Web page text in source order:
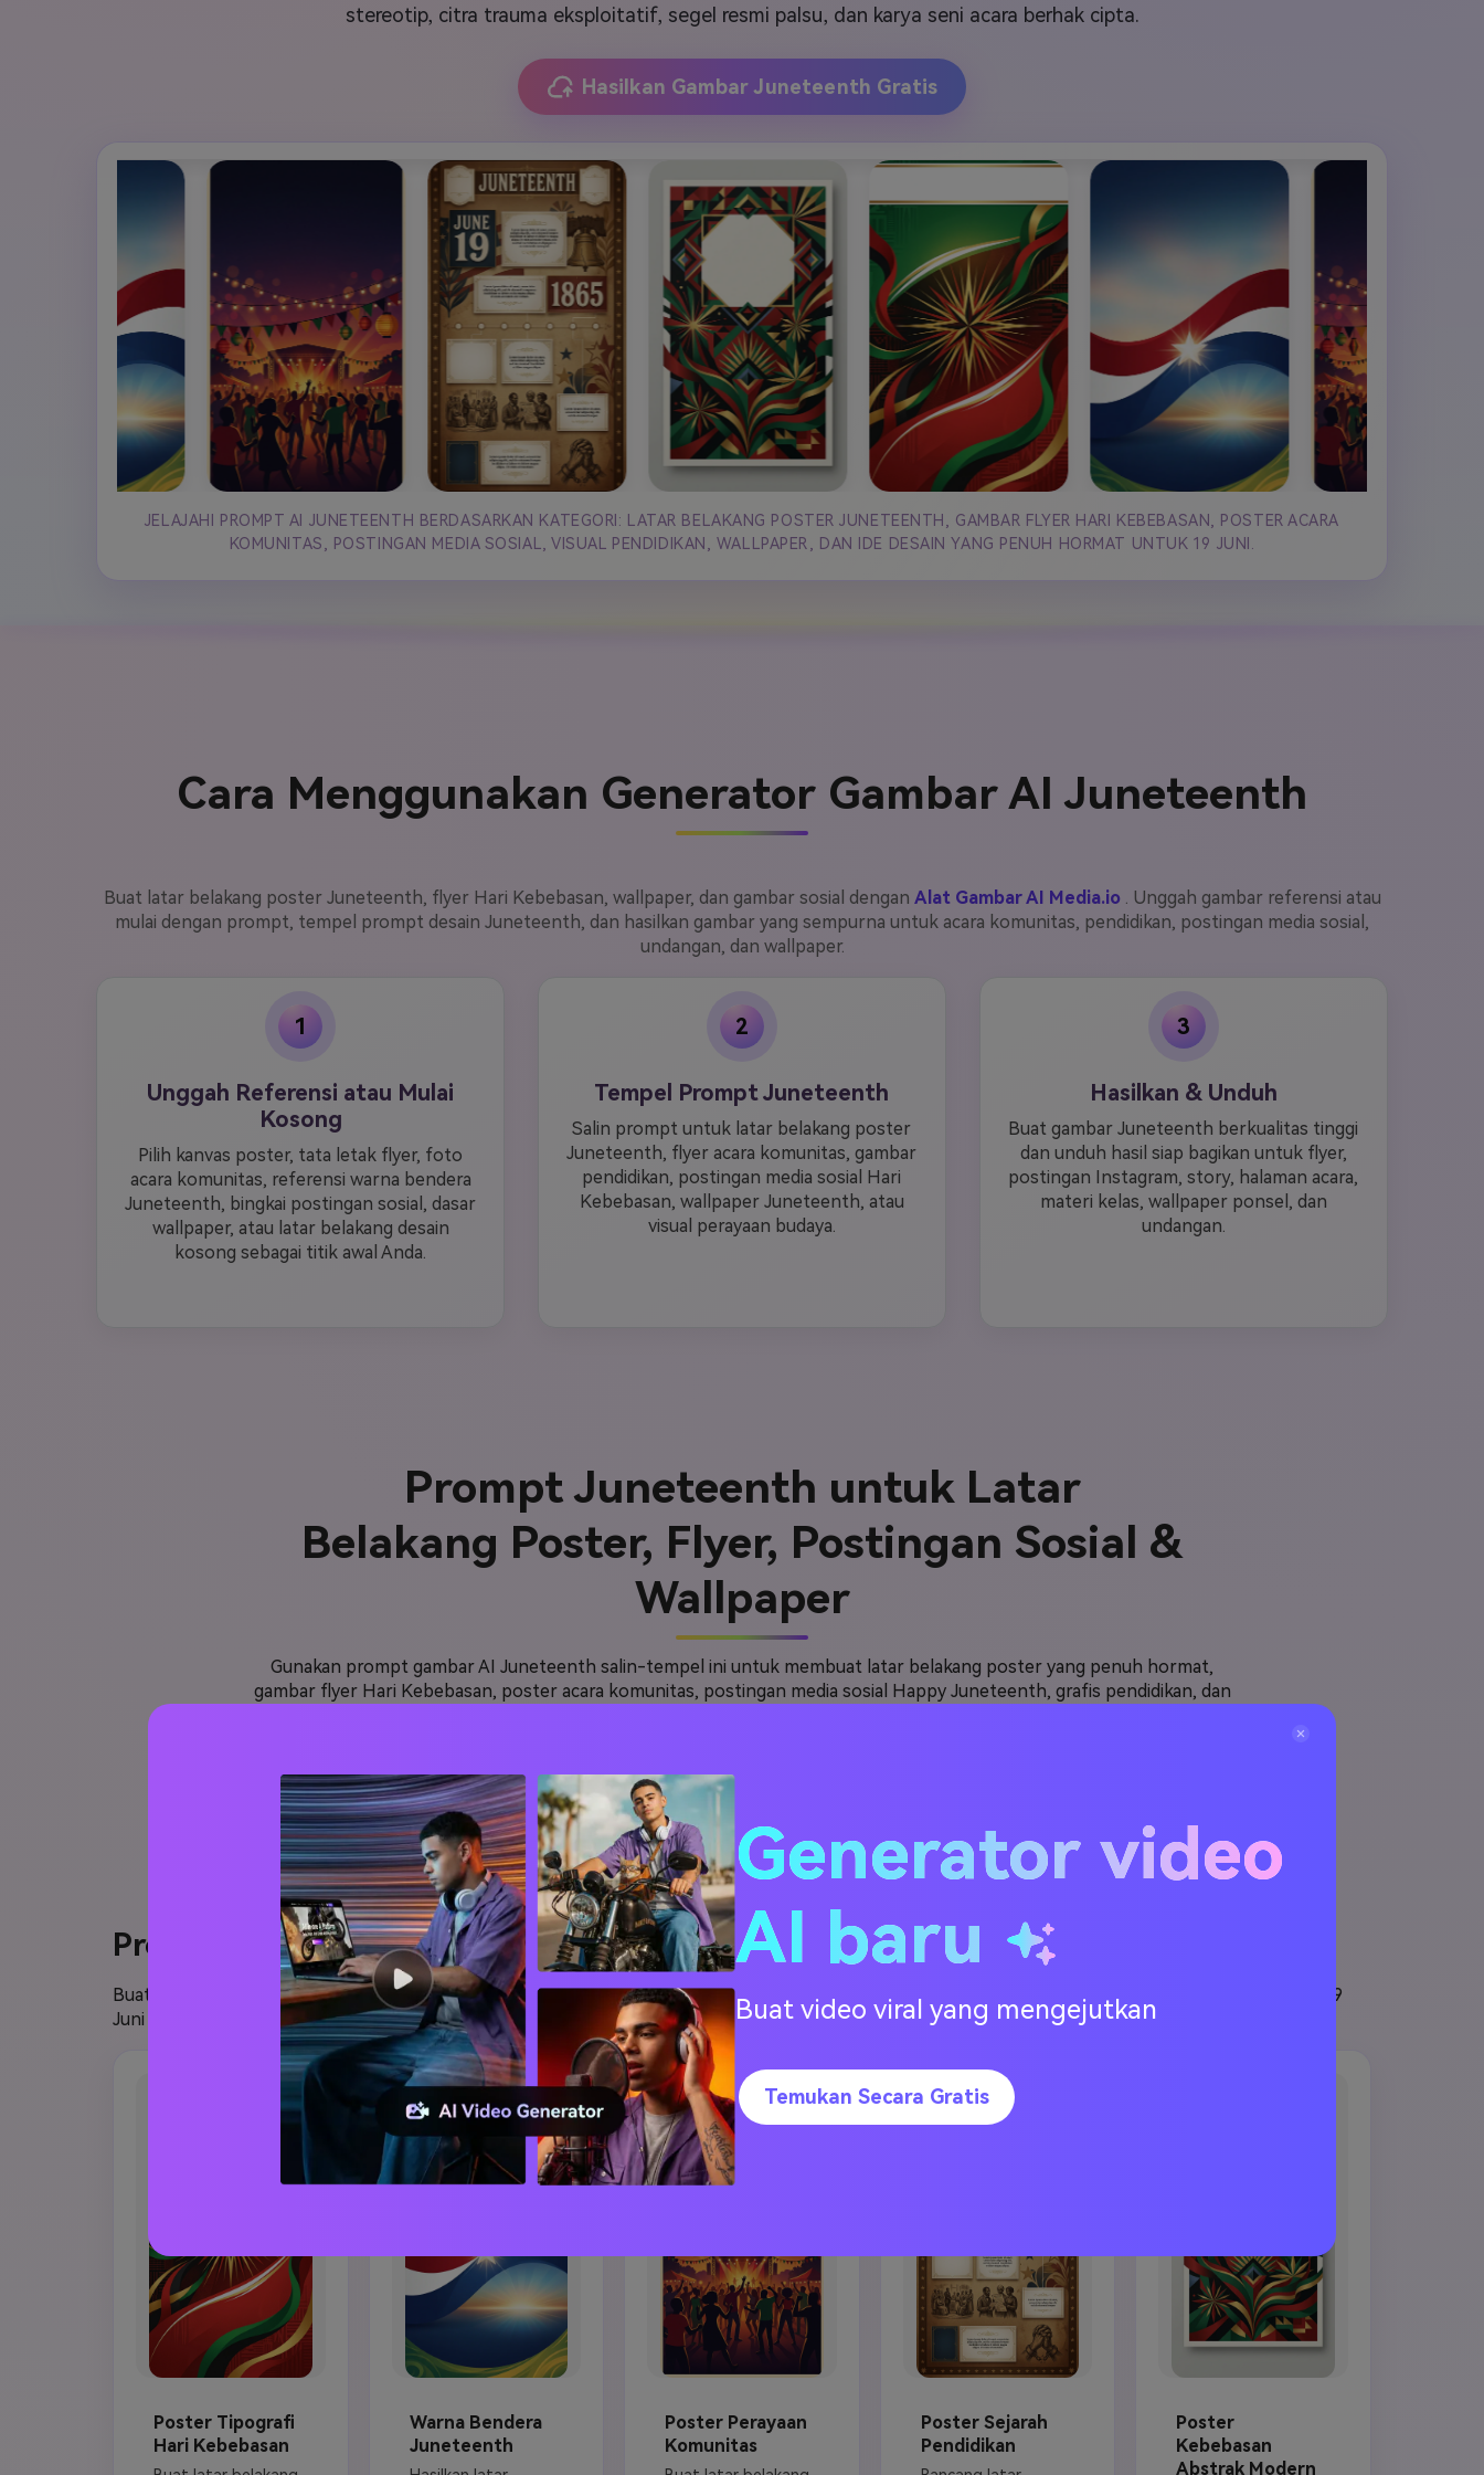
Veo3 Pixverse Hailuo Runway
Find More Solutions >>
stereotip, citra trauma eksploitatif, segel resmi palsu, dan karya seni acara berhak cipta.
Hasilkan Gambar Juneteenth Gratis
JELAJAHI PROMPT AI JUNETEENTH BERDASARKAN KATEGORI: LATAR BELAKANG POSTER JUNETEENTH, GAMBAR FLYER HARI KEBEBASAN, POSTER ACARA
KOMUNITAS, POSTINGAN MEDIA SOSIAL, VISUAL PENDIDIKAN, WALLPAPER, DAN IDE DESAIN YANG PENUH HORMAT UNTUK 19 JUNI.
Cara Menggunakan Generator Gambar AI Juneteenth
Buat latar belakang poster Juneteenth, flyer Hari Kebebasan, wallpaper, dan gambar sosial dengan Alat Gambar AI Media.io . Unggah gambar referensi atau
mulai dengan prompt, tempel prompt desain Juneteenth, dan hasilkan gambar yang sempurna untuk acara komunitas, pendidikan, postingan media sosial,
undangan, dan wallpaper.
1
Unggah Referensi atau Mulai
Kosong
Pilih kanvas poster, tata letak flyer, foto
acara komunitas, referensi warna bendera
Juneteenth, bingkai postingan sosial, dasar
wallpaper, atau latar belakang desain
kosong sebagai titik awal Anda.
2
Tempel Prompt Juneteenth
Salin prompt untuk latar belakang poster
Juneteenth, flyer acara komunitas, gambar
pendidikan, postingan media sosial Hari
Kebebasan, wallpaper Juneteenth, atau
visual perayaan budaya.
3
Hasilkan & Unduh
Buat gambar Juneteenth berkualitas tinggi
dan unduh hasil siap bagikan untuk flyer,
postingan Instagram, story, halaman acara,
materi kelas, wallpaper ponsel, dan
undangan.
Prompt Juneteenth untuk Latar
Belakang Poster, Flyer, Postingan Sosial &
Wallpaper
Gunakan prompt gambar AI Juneteenth salin-tempel ini untuk membuat latar belakang poster yang penuh hormat,
gambar flyer Hari Kebebasan, poster acara komunitas, postingan media sosial Happy Juneteenth, grafis pendidikan, dan
Latar Belakang Poster Flyer Acara Postingan Sosial Wallpaper
Prompt Latar Belakang Poster Juneteenth
Buat latar belakang poster Juneteenth untuk acara Hari Kebebasan, program budaya, kampanye pendidikan, perayaan komunitas, dan pengumuman 19
Juni dengan bahasa visual yang penuh hormat.
Poster Tipografi
Hari Kebebasan
Warna Bendera
Juneteenth
Poster Perayaan
Komunitas
Poster Sejarah
Pendidikan
Poster
Kebebasan
Abstrak Modern
Generator video
AI baru
Buat video viral yang mengejutkan
Temukan Secara Gratis